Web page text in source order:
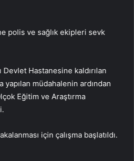
polis ve sağlık ekipleri sevk
Devlet Hastanesine kaldırılan
yapılan müdahalenin ardından
Eğitim ve Araştırma
için çalışma başlatıldı.